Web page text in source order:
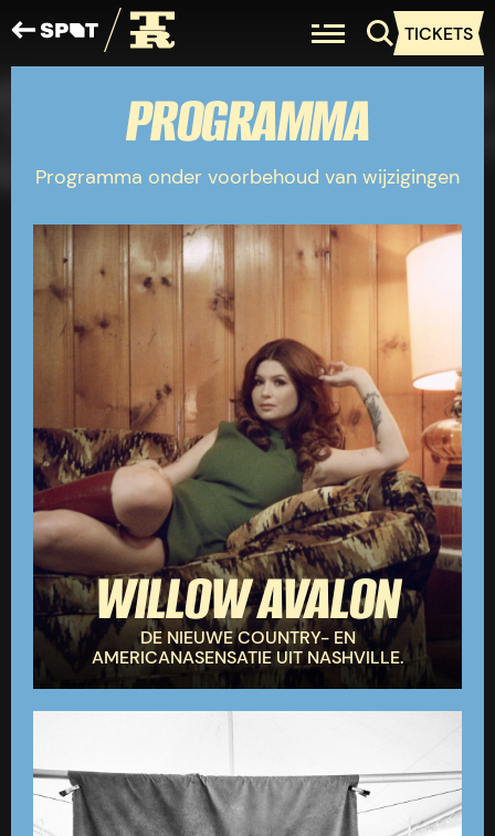
TICKETS
PROGRAMMA
PRAKTISCHE
OVER HET FESTIVAL
NIEUWS
ENGLISH
TAKEROOT
PROGRAMMA
Programma onder voorbehoud van wijzigingen
WILLOW AVALON
DE NIEUWE COUNTRY- EN
AMERICANASENSATIE UIT NASHVILLE.